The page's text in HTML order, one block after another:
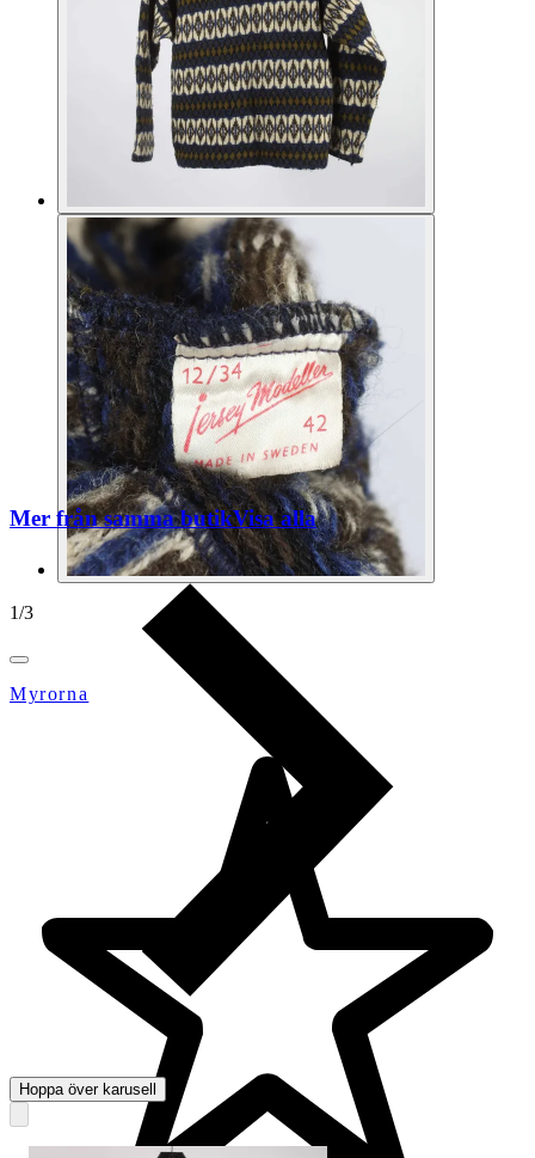
1/3
Myrorna
Mer från samma butikVisa alla
Hoppa över karusell